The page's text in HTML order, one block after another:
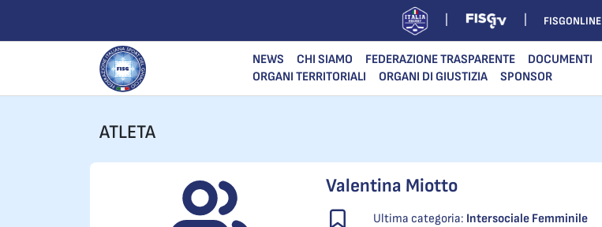
FISGONLINE
NEWS CHI SIAMO FEDERAZIONE TRASPARENTE DOCUMENTI
ORGANI TERRITORIALI
ORGANI DI GIUSTIZIA SPONSOR
ATLETA
Valentina Miotto
Ultima categoria: Intersociale Femminile